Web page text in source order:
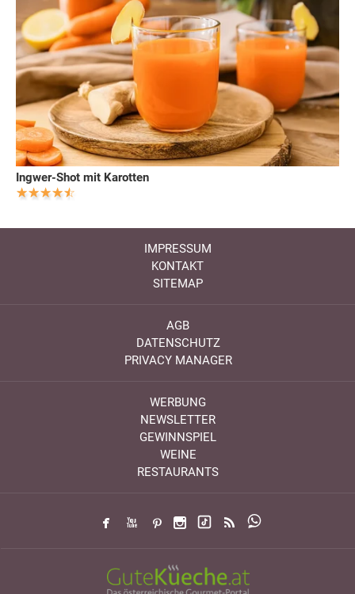
Ingwer-Shot mit Karotten
IMPRESSUM
KONTAKT
SITEMAP
AGB
DATENSCHUTZ
PRIVACY MANAGER
WERBUNG
NEWSLETTER
GEWINNSPIEL
WEINE
RESTAURANTS